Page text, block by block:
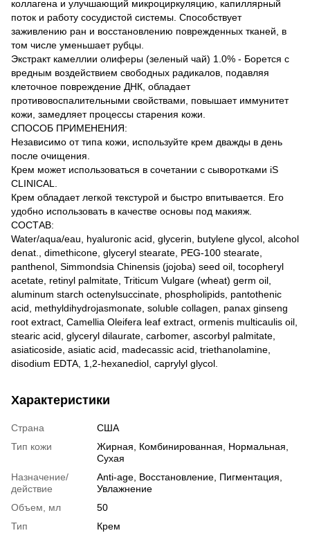
коллагена и улучшающий микроциркуляцию, капиллярный
поток и работу сосудистой системы. Способствует
заживлению ран и восстановлению поврежденных тканей, в
том числе уменьшает рубцы.
Экстракт камеллии олиферы (зеленый чай) 1.0% - Борется с
вредным воздействием свободных радикалов, подавляя
клеточное повреждение ДНК, обладает
противовоспалительными свойствами, повышает иммунитет
кожи, замедляет процессы старения кожи.
СПОСОБ ПРИМЕНЕНИЯ:
Независимо от типа кожи, используйте крем дважды в день
после очищения.
Крем может использоваться в сочетании с сыворотками iS
CLINICAL.
Крем обладает легкой текстурой и быстро впитывается. Его
удобно использовать в качестве основы под макияж.
СОСТАВ:
Water/aqua/eau, hyaluronic acid, glycerin, butylene glycol, alcohol
denat., dimethicone, glyceryl stearate, PEG-100 stearate,
panthenol, Simmondsia Chinensis (jojoba) seed oil, tocopheryl
acetate, retinyl palmitate, Triticum Vulgare (wheat) germ oil,
aluminum starch octenylsuccinate, phospholipids, pantothenic
acid, methyldihydrojasmonate, soluble collagen, panax ginseng
root extract, Camellia Oleifera leaf extract, ormenis multicaulis oil,
stearic acid, glyceryl dilaurate, carbomer, ascorbyl palmitate,
asiaticoside, asiatic acid, madecassic acid, triethanolamine,
disodium EDTA, 1,2-hexanediol, caprylyl glycol.
Характеристики
Страна
США
Тип кожи
Жирная Комбинированная Нормальная
Сухая
Назначение/
действие
Anti-age Восстановление Пигментация
Увлажнение
Объем, мл
50
Тип
Крем